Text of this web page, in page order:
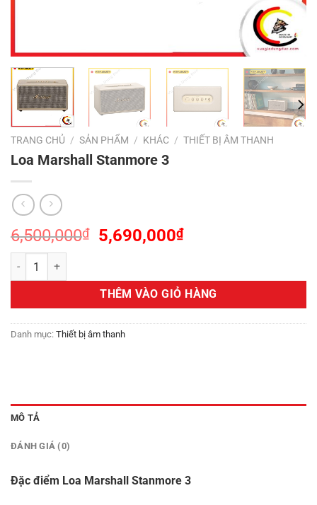
TRANG CHỦ / SẢN PHẨM / KHÁC / THIẾT BỊ ÂM THANH
Loa Marshall Stanmore 3
6,500,000₫
Giá
6,500,000₫.
5,690,000₫Giá
là:
5,690,000₫.
Loa Marshall Stanmore 3 số lượng
THÊM VÀO GIỎ HÀNG
Danh mục: Thiết bị âm thanh
MÔ TẢ
ĐÁNH GIÁ (0)
Đặc điểm Loa Marshall Stanmore 3